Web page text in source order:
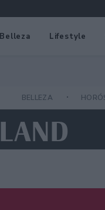
Belleza Lifestyle
BELLEZA